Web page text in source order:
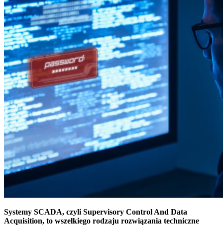
Systemy SCADA, czyli Supervisory Control And Data
Acquisition, to wszelkiego rodzaju rozwiązania techniczne